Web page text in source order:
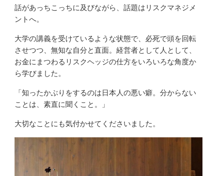
話があっちこっちに及びながら、話題はリスクマネジメ
ントへ。
大学の講義を受けているような状態で、必死で頭を回転
させつつ、無知な自分と直面。経営者として人として、
お金にまつわるリスクヘッジの仕方をいろいろな角度か
ら学びました。
「知ったかぶりをするのは日本人の悪い癖。分からない
ことは、素直に聞くこと。」
大切なことにも気付かせてくださいました。